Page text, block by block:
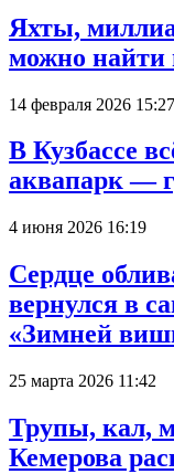
Яхты,
можно найти
14 февраля 2026 15:27
В Кузбассе
аквапарк —
4 июня 2026 16:19
Сердце
вернулся в
«Зимней
25 марта 2026 11:42
Трупы, кал,
Кемерова